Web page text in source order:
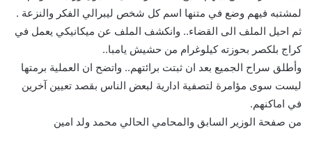
لمشتبه فيهم وضع في متنها اسم كل شخص ليبرالي الفكر والنزعة .
ثم احيل الملف الى القضاء.. وانكشف الملف عن ميكانيكي يعمل في
كراج بلكصر بحوزته كيلوغرام من حشيش يامبا..
وأطلق سراح الجميع بعد ان ثبتت برائتهم.. واتضح ان العملية برمتها
ليست سوى مؤامرة لتصفية ادارية لبعض الناس بقصد تعيين آخرين
في اماكنهم.
من صفحة الوزير السابق والمحامي الحالي محمد ولد امين